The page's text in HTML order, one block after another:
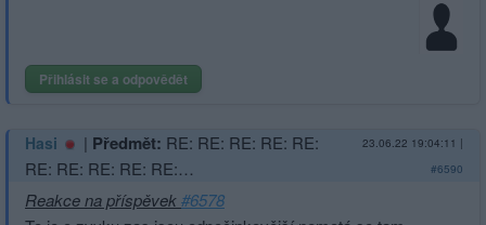
Přihlásit se a odpovědět
Hasi | Předmět: RE: RE: RE: RE: RE:
RE: RE: RE: RE: RE:…
23.06.22 19:04:11 |
#6590
Reakce na příspěvek#6578